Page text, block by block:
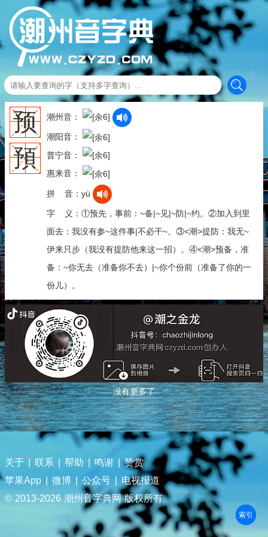
预
預
潮州音：
潮阳音：
普宁音：
惠来音：
拼 音：yù
字 义：①预先，事前：~备|~见|~防|~约。②加入到里
面去：我没有参~这件事|不必干~。③<潮>提防：我无~
伊来只步（我没有提防他来这一招）。④<潮>预备，准
备：~你无去（准备你不去）|~你个份前（准备了你的一
份儿）。
没有更多了
关于 联系 帮助 鸣谢
赞赏
苹果App
微博 公众号
电视报道
© 2013-2026 潮州音字典网 版权所有
部首
笔划
拼音
潮拼